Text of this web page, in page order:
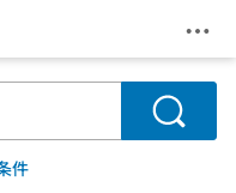
メ
検索
件